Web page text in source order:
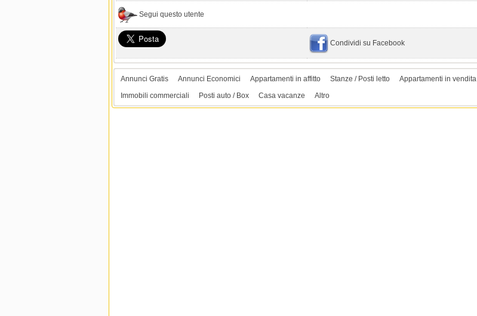
Segui questo utente
Condividi su Facebook
Annunci Gratis Annunci Economici Appartamenti in affitto Stanze / Posti letto
Appartamenti in vendita
Immobili commerciali
Posti auto / Box Casa vacanze Altro